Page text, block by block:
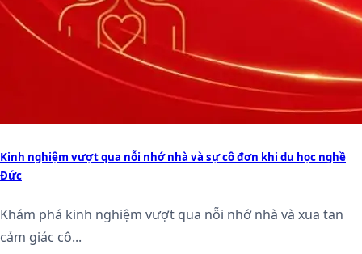
Kinh nghiệm vượt qua nỗi nhớ nhà và sự cô đơn khi du học nghề
Đức
Khám phá kinh nghiệm vượt qua nỗi nhớ nhà và xua tan
cảm giác cô...